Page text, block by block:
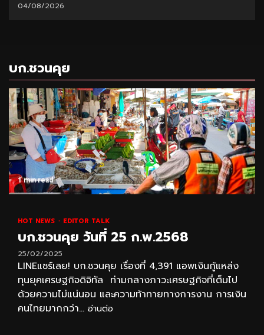
31/07/2026
บก.ชวนคุย
1 min read
HOT NEWS EDITOR TALK
บก.ชวนคุย วันที่ 25 ก.พ.2568
25/02/2025
LINEแชร์เลย! บก.ชวนคุย เรื่องที่ 4,391 แอพเงินกู้แหล่ง
ทุนยุคเศรษฐกิจดิจิทัล ท่ามกลางภาวะเศรษฐกิจที่เต็มไป
ด้วยความไม่แน่นอน และความท้าทายทางการงาน การเงิน
คนไทยมากกว่า... อ่านต่อ